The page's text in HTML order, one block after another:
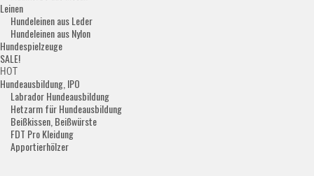
Leinen
Hundeleinen aus Leder
Hundeleinen aus Nylon
Hundespielzeuge
SALE!
HOT
Hundeausbildung, IPO
Labrador Hundeausbildung
Hetzarm für Hundeausbildung
Beißkissen, Beißwürste
FDT Pro Kleidung
Apportierhölzer